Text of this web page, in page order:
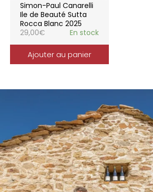
Simon-Paul Canarelli
Ile de Beauté Sutta
Rocca Blanc 2025
29,00€ En stock
Ajouter au panier